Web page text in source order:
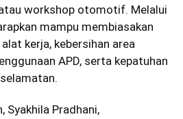
workshop otomotif. Melalui
mampu membiasakan
kerja, kebersihan area
APD, serta kepatuhan
Syakhila Pradhani,